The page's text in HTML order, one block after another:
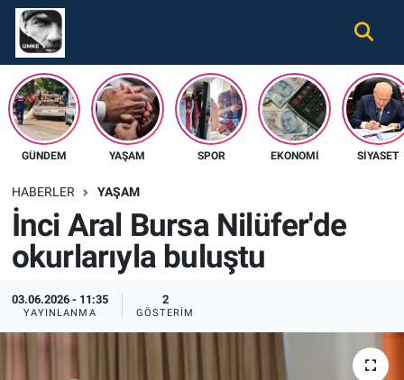
GÜNDEM YAŞAM SPOR EKONOMI SIYASET
HABERLER YAŞAM
İnci Aral Bursa Nilüfer'de
okurlarıyla buluştu
03.06.2026 - 11:35
YAYINLANMA
2
GÖSTERIM
Gündem
Ekonomi
Spor
Tüm Haberler
İletişim
Künye
Nöbetçi Eczaneler
Hava Durumu
Namaz Vakitleri
Süper Lig Puan Durumu ve Fikstür
Tüm Manşetler
Son Dakika Haberleri